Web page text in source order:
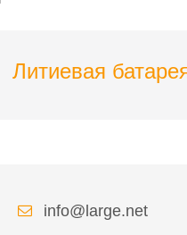
Литиевая
info@large.net